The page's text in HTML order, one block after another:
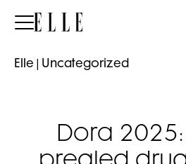
Elle
Elle Uncategorized
Dora